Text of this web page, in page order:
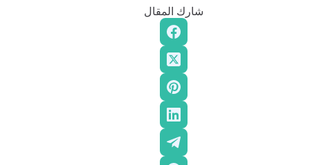
شارك المقال